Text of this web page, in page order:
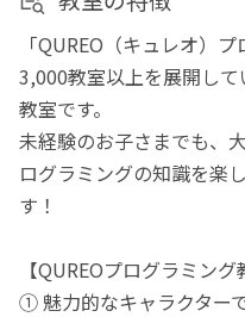
「QUREO（キュレオ）
3,000教室以上を展開し
教室です。
未経験のお子さまでも、
ログラミングの知識を楽
す！
【QUREOプログラミング
① 魅力的なキャラクター